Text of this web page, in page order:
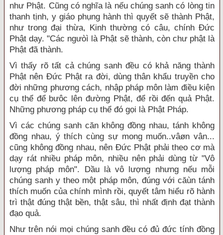
như Phật. Cũng có nghĩa là nếu chúng sanh có lòng tin
thanh tịnh, y giáo phụng hành thì quyết sẽ thành Phật,
như trong đại thừa, Kinh thường có câu, chính Đức
Phật dạy. "Các ngưòì là Phật sẽ thành, còn chư phật là
Phật đã thành.
Vì thấy rõ tất cả chúng sanh đều có khả năng thành
Phật nên Đức Phật ra đời, dùng thân khẩu truyền cho
đời những phương cách, nhập pháp môn làm điều kiện
cụ thể để bưôc lên đường Phật, để rồi đến quả Phật.
Những phương pháp cụ thể đó gọi là Phật Pháp.
Vì các chúng sanh căn không đồng nhau, tánh không
đồng nhau, ý thích cùng sự mong muốn..vâøn vân...
cũng không đồng nhau, nên Đức Phật phải theo cơ mà
dạy rát nhiều pháp môn, nhiều nên phải dùng từ "Vô
lượng pháp môn". Dầu là vô lượng nhưng nếu mỗi
chúng sanh y theo một pháp môn, đúng với căùn tánh
thích muốn của chính mình rồi, quyết tâm hiểu rõ hành
trì thật đúng thật bền, thật sâu, thì nhất định đạt thành
đạo quả.
Như trên nói mọi chúng sanh đều có đủ đức tính đồng